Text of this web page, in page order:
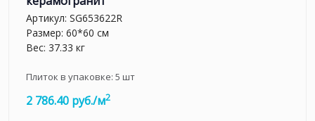
Артикул: SG653622R
Размер: 60*60 см
Вес: 37.33 кг
Плиток в упаковке: 5 шт
2 786.40 руб./м2